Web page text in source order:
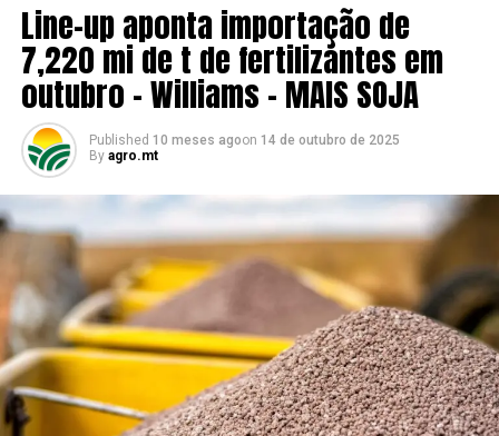
Line-up aponta importação de
7,220 mi de t de fertilizantes em
outubro – Williams – MAIS SOJA
Published 10 meses agoon 14 de outubro de 2025
By agro.mt